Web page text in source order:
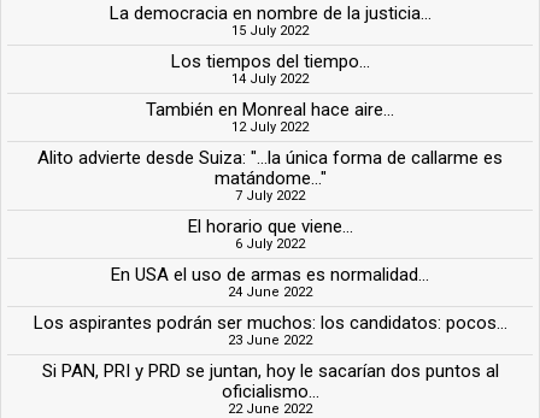
La democracia en nombre de la justicia...
15 July 2022
Los tiempos del tiempo...
14 July 2022
También en Monreal hace aire...
12 July 2022
Alito advierte desde Suiza: "...la única forma de callarme es
matándome..."
7 July 2022
El horario que viene...
6 July 2022
En USA el uso de armas es normalidad...
24 June 2022
Los aspirantes podrán ser muchos: los candidatos: pocos...
23 June 2022
Si PAN, PRI y PRD se juntan, hoy le sacarían dos puntos al
oficialismo...
22 June 2022